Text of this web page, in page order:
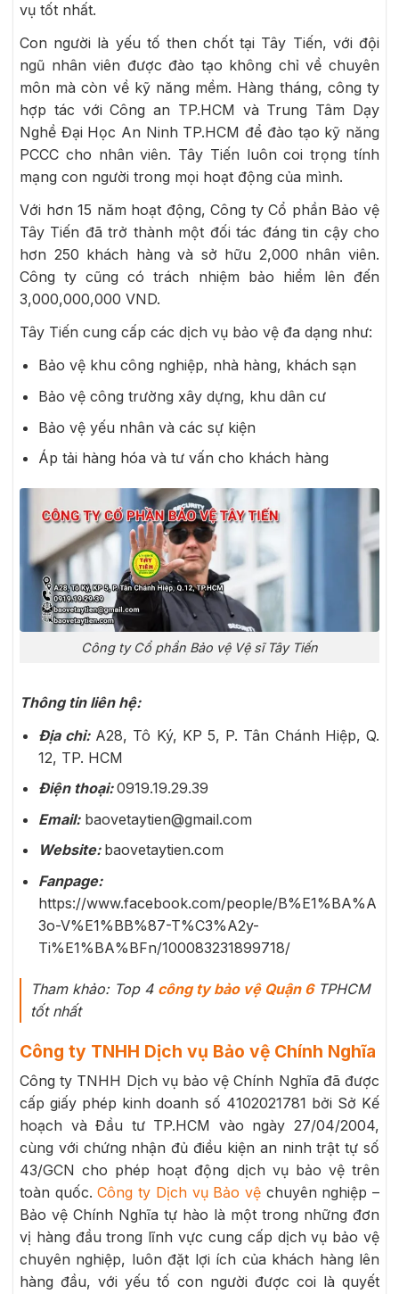
vụ tốt nhất.
Con người là yếu tố then chốt tại Tây Tiến, với đội
ngũ nhân viên được đào tạo không chỉ về chuyên
môn mà còn về kỹ năng mềm. Hàng tháng, công ty
hợp tác với Công an TP.HCM và Trung Tâm Dạy
Nghề Đại Học An Ninh TP.HCM để đào tạo kỹ năng
PCCC cho nhân viên. Tây Tiến luôn coi trọng tính
mạng con người trong mọi hoạt động của mình.
Với hơn 15 năm hoạt động, Công ty Cổ phần Bảo vệ
Tây Tiến đã trở thành một đối tác đáng tin cậy cho
hơn 250 khách hàng và sở hữu 2,000 nhân viên.
Công ty cũng có trách nhiệm bảo hiểm lên đến
3,000,000,000 VND.
Tây Tiến cung cấp các dịch vụ bảo vệ đa dạng như:
Bảo vệ khu công nghiệp, nhà hàng, khách sạn
Bảo vệ công trường xây dựng, khu dân cư
Bảo vệ yếu nhân và các sự kiện
Áp tải hàng hóa và tư vấn cho khách hàng
Công ty Cổ phần Bảo vệ Vệ sĩ Tây Tiến
Thông tin liên hệ:
Địa chỉ:A28, Tô Ký, KP 5, P. Tân Chánh Hiệp, Q.
12, TP. HCM
Điện thoại:0919.19.29.39
Email: baovetaytien@gmail.com
Website: baovetaytien.com
Fanpage:
https://www.facebook.com/people/B%E1%BA%A
3o-V%E1%BB%87-T%C3%A2y-
Ti%E1%BA%BFn/100083231899718/
Tham khảo: Top 4 công ty bảo vệ Quận 6TPHCM
tốt nhất
Công ty TNHH Dịch vụ Bảo vệ Chính Nghĩa
Công ty TNHH Dịch vụ bảo vệ Chính Nghĩa đã được
cấp giấy phép kinh doanh số 4102021781 bởi Sở Kế
hoạch và Đầu tư TP.HCM vào ngày 27/04/2004,
cùng với chứng nhận đủ điều kiện an ninh trật tự số
43/GCN cho phép hoạt động dịch vụ bảo vệ trên
toàn quốc.Công ty Dịch vụ Bảo vệchuyên nghiệp –
Bảo vệ Chính Nghĩa tự hào là một trong những đơn
vị hàng đầu trong lĩnh vực cung cấp dịch vụ bảo vệ
chuyên nghiệp, luôn đặt lợi ích của khách hàng lên
hàng đầu, với yếu tố con người được coi là quyết